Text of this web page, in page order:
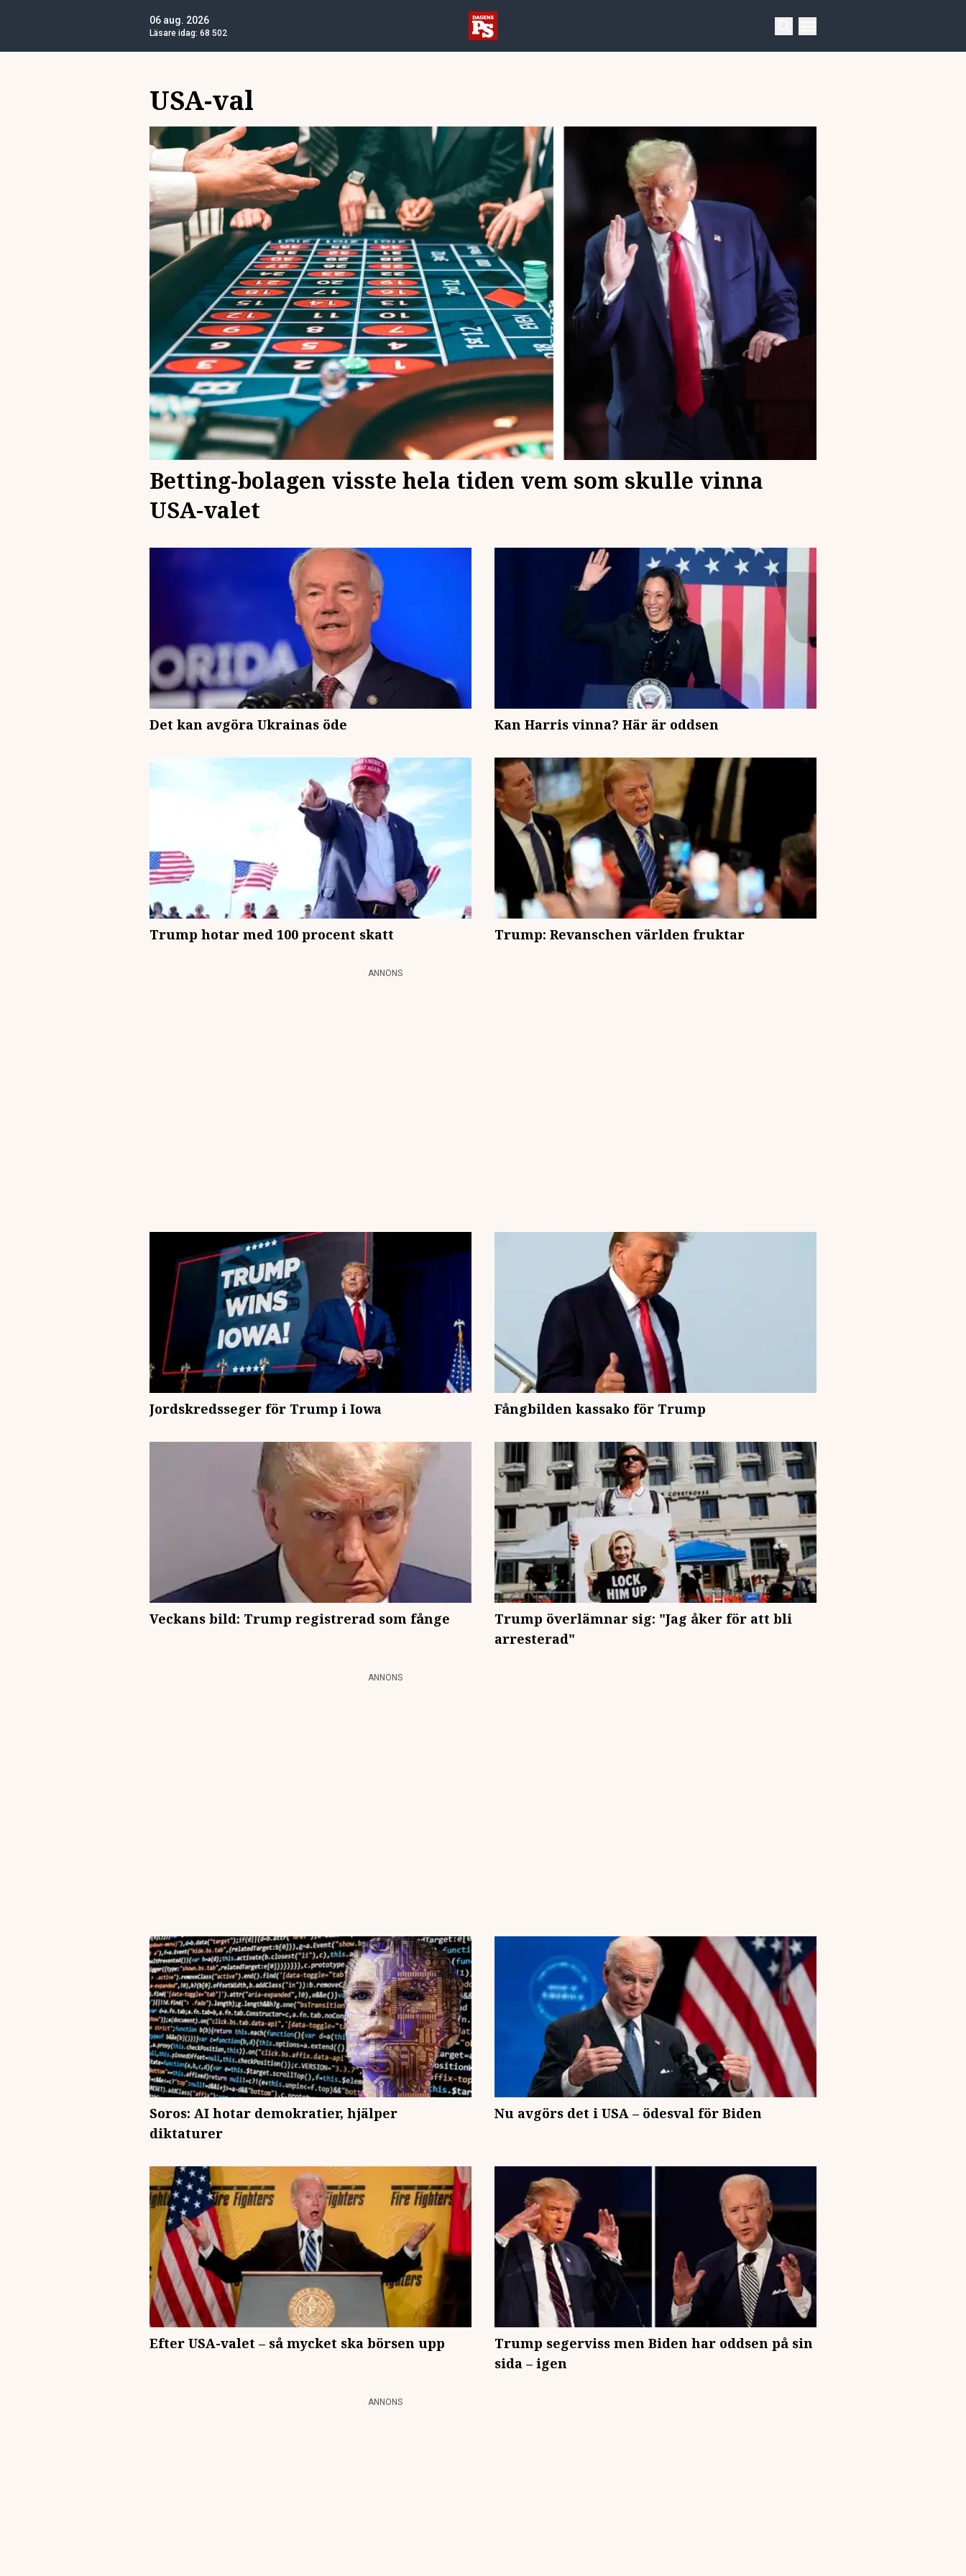
06 aug. 2026
Läsare idag: 68 502
USA-val
Betting-bolagen visste hela tiden vem som skulle vinna
USA-valet
Det kan avgöra Ukrainas öde Kan Harris vinna? Här är oddsen
Trump hotar med 100 procent skatt Trump: Revanschen världen fruktar
ANNONS
Jordskredsseger för Trump i Iowa Fångbilden kassako för Trump
Veckans bild: Trump registrerad som fånge
Trump överlämnar sig: "Jag åker för att bli
arresterad"
ANNONS
Soros: AI hotar demokratier, hjälper
diktaturer
Nu avgörs det i USA – ödesval för Biden
Efter USA-valet – så mycket ska börsen upp
Trump segerviss men Biden har oddsen på sin
sida – igen
ANNONS